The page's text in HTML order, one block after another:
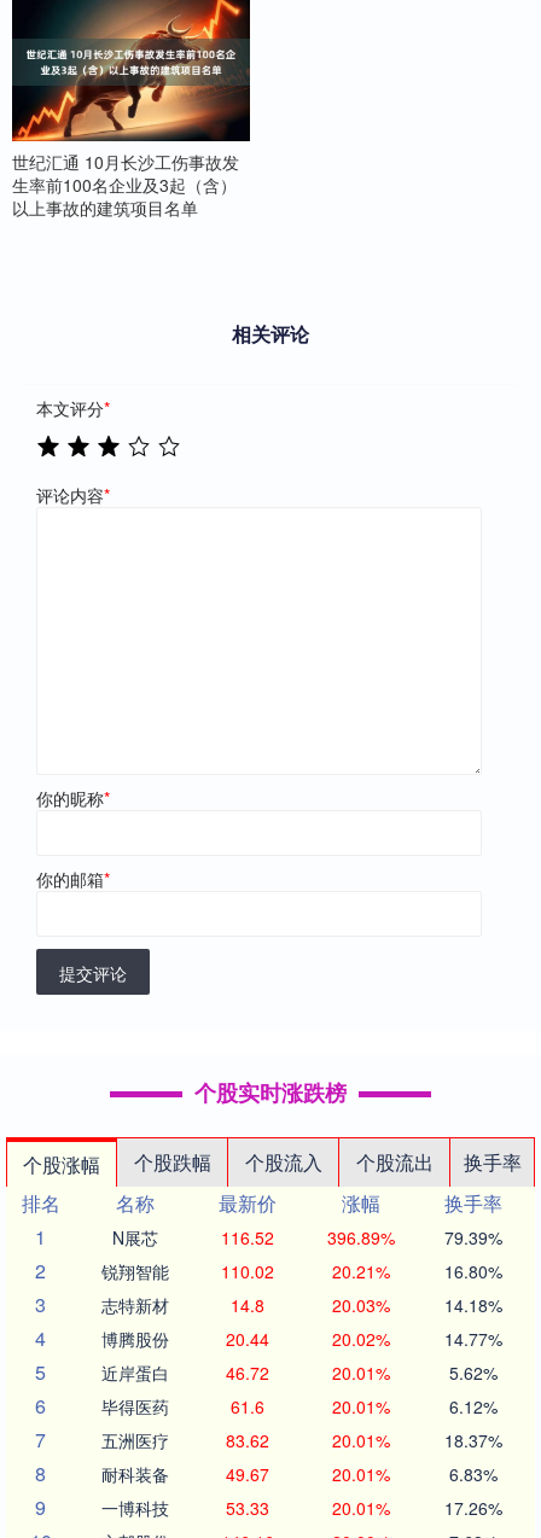
世纪汇通 10月长沙工伤事故发
生率前100名企业及3起（含）
以上事故的建筑项目名单
相关评论
本文评分*
评论内容*
你的昵称*
你的邮箱*
提交评论
个股实时涨跌榜
个股涨幅 个股跌幅 个股流入 个股流出
换手率
排名
名称 最新价 涨幅
换手率
1
N展芯 116.52 396.89% 79.39%
2 锐翔智能 110.02 20.21% 16.80%
3 志特新材 14.8 20.03% 14.18%
4 博腾股份 20.44 20.02% 14.77%
5 近岸蛋白 46.72 20.01% 5.62%
6 毕得医药 61.6 20.01% 6.12%
7 五洲医疗 83.62 20.01% 18.37%
8 耐科装备 49.67 20.01% 6.83%
9 一博科技 53.33 20.01% 17.26%